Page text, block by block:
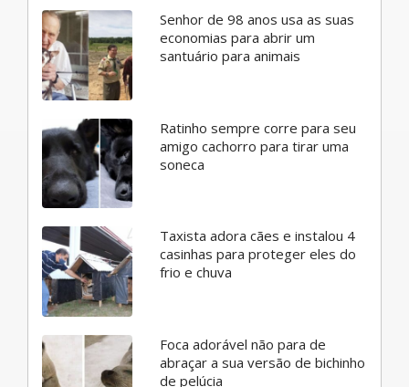
Senhor de 98 anos usa as suas
economias para abrir um
santuário para animais
Ratinho sempre corre para seu
amigo cachorro para tirar uma
soneca
Taxista adora cães e instalou 4
casinhas para proteger eles do
frio e chuva
Foca adorável não para de
abraçar a sua versão de bichinho
de pelúcia